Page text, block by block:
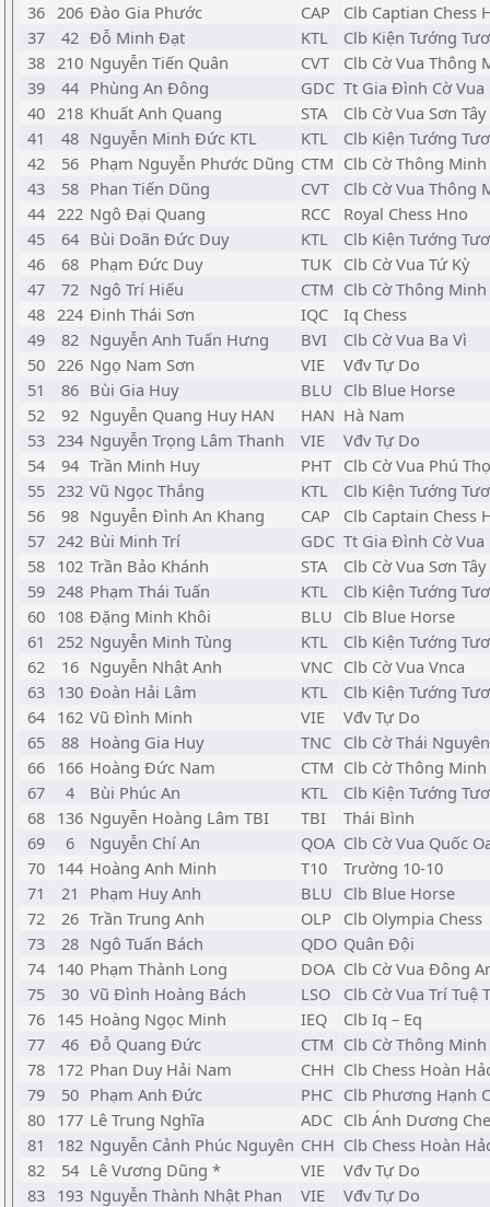
36 206 Đào Gia Phước CAP
Clb Captian Chess
37
42 Đỗ Minh Đạt KTL
Clb Kiện Tướng
38 210 Nguyễn Tiến Quân CVT
Clb Cờ Vua Thông
39
44 Phùng An Đông GDC Tt Gia Đình Cờ Vua
40 218 Khuất Anh Quang STA
Clb Cờ Vua Sơn Tây
41
48 Nguyễn Minh Đức KTL KTL
Clb Kiện Tướng
42
56 Phạm Nguyễn Phước Dũng CTM Clb Cờ Thông Minh
43
58 Phan Tiến Dũng CVT
Clb Cờ Vua Thông
44 222 Ngô Đại Quang RCC
Royal Chess Hno
45
64 Bùi Doãn Đức Duy KTL
Clb Kiện Tướng
46
68 Phạm Đức Duy TUK Clb Cờ Vua Tứ Kỳ
47
72 Ngô Trí Hiếu CTM Clb Cờ Thông Minh
48 224 Đinh Thái Sơn IQC
Iq Chess
49
82 Nguyễn Anh Tuấn Hưng BVI
Clb Cờ Vua Ba Vì
50 226 Ngọ Nam Sơn VIE
Vđv Tự Do
51
86 Bùi Gia Huy BLU Clb Blue Horse
52
92 Nguyễn Quang Huy HAN HAN Hà Nam
53 234 Nguyễn Trọng Lâm Thanh VIE
Vđv Tự Do
54
94 Trần Minh Huy PHT Clb Cờ Vua Phú Thọ
55 232 Vũ Ngọc Thắng KTL
Clb Kiện Tướng
56
98 Nguyễn Đình An Khang CAP
Clb Captain Chess
57 242 Bùi Minh Trí GDC Tt Gia Đình Cờ Vua
58 102 Trần Bảo Khánh STA
Clb Cờ Vua Sơn Tây
59 248 Phạm Thái Tuấn KTL
Clb Kiện Tướng
60 108 Đặng Minh Khôi BLU Clb Blue Horse
61
252 Nguyễn Minh Tùng KTL
Clb Kiện Tướng
62
16 Nguyễn Nhật Anh VNC Clb Cờ Vua Vnca
63 130 Đoàn Hải Lâm KTL
Clb Kiện Tướng
64 162 Vũ Đình Minh VIE
Vđv Tự Do
65
88 Hoàng Gia Huy TNC Clb Cờ Thái Nguyên
66 166 Hoàng Đức Nam CTM Clb Cờ Thông Minh
67
4 Bùi Phúc An KTL
Clb Kiện Tướng
68 136 Nguyễn Hoàng Lâm TBI TBI
Thái Bình
69
6 Nguyễn Chí An QOA Clb Cờ Vua Quốc
70 144 Hoàng Anh Minh T10
Trường 10-10
71
21 Phạm Huy Anh BLU Clb Blue Horse
72
26 Trần Trung Anh OLP
Clb Olympia Chess
73
28 Ngô Tuấn Bách QDO Quân Đội
74 140 Phạm Thành Long DOA Clb Cờ Vua Đông
75
30 Vũ Đình Hoàng Bách LSO
Clb Cờ Vua Trí Tuệ
76 145 Hoàng Ngọc Minh IEQ
Clb Iq – Eq
77
46 Đỗ Quang Đức CTM Clb Cờ Thông Minh
78 172 Phan Duy Hải Nam CHH Clb Chess Hoàn
79
50 Phạm Anh Đức PHC Clb Phương Hạnh
80 177 Lê Trung Nghĩa ADC Clb Ánh Dương
81
182 Nguyễn Cảnh Phúc Nguyên CHH Clb Chess Hoàn
82
54 Lê Vương Dũng * VIE
Vđv Tự Do
83 193 Nguyễn Thành Nhật Phan VIE
Vđv Tự Do